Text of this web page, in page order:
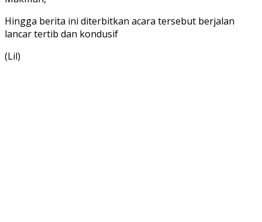
Hingga berita ini diterbitkan acara tersebut berjalan
lancar tertib dan kondusif
(Lil)